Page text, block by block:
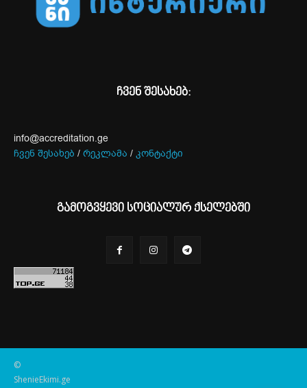
ჩვენ შესახებ:
info@accreditation.ge
ჩვენ შესახებ / რეკლამა / კონტაქტი
გამოგვყევი სოციალურ ქსელებში
©
ShenieEkimi.ge